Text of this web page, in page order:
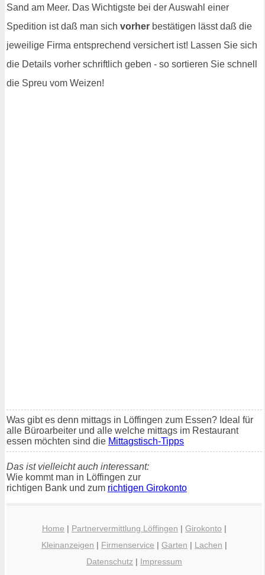
Sand am Meer. Das Wichtigste bei der Auswahl einer
Spedition ist daß man sich vorher bestätigen lässt daß die
jeweilige Firma entsprechend versichert ist! Lassen Sie sich
die Details vorher schriftlich geben - so sortieren Sie schnell
die Spreu vom Weizen!
Was gibt es denn mittags in Löffingen zum Essen? Ideal für
alle Büroarbeiter und alle welche mittags im Restaurant
essen möchten sind die Mittagstisch-Tipps
Das ist vielleicht auch interessant:
Wie kommt man in Löffingen zur
richtigen Bank und zum richtigen Girokonto
Home | Partnervermittlung Löffingen | Girokonto |
Kleinanzeigen | Firmenservice | Garten | Lachen |
Datenschutz | Impressum